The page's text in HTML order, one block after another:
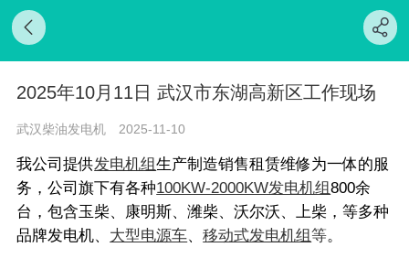
2025年10月11日 武汉市东湖高新区工作现场
武汉柴油发电机 2025-11-10
我公司提供发电机组生产制造销售租赁维修为一体的服
务，公司旗下有各种100KW-2000KW发电机组800余
台，包含玉柴、康明斯、潍柴、沃尔沃、上柴，等多种
品牌发电机、 大型电源车‍、移动式发电机组等‍‍。